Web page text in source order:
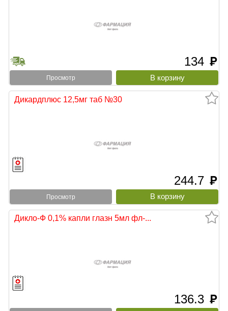
134 руб
Просмотр
Дикардплюс 12,5мг таб №30
244.7 руб
Просмотр
Дикло-Ф 0,1% капли глазн 5мл фл-...
136.3 руб